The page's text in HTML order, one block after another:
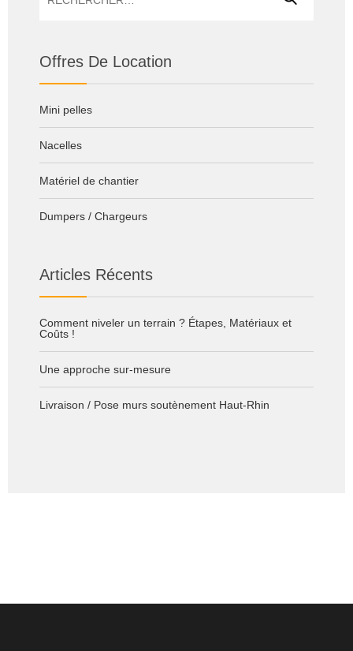
Offres De Location
Mini pelles
Nacelles
Matériel de chantier
Dumpers / Chargeurs
Articles Récents
Comment niveler un terrain ? Étapes, Matériaux et
Coûts !
Une approche sur-mesure
Livraison / Pose murs soutènement Haut-Rhin